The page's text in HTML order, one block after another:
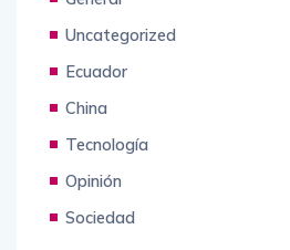
Uncategorized
Ecuador
China
Tecnología
Opinión
Sociedad